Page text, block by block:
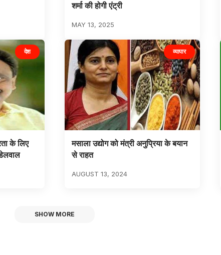
शर्मा की होगी एंट्री
MAY 13, 2025
देश
के लिए
व्यापार
मसाला उद्योग को मंत्री अनुप्रिया के बयान
से राहत
AUGUST 13, 2024
SHOW MORE